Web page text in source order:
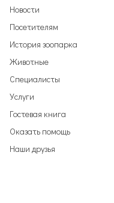
Новости
Посетителям
История зоопарка
Животные
Специалисты
Услуги
Гостевая книга
Оказать помощь
Наши друзья